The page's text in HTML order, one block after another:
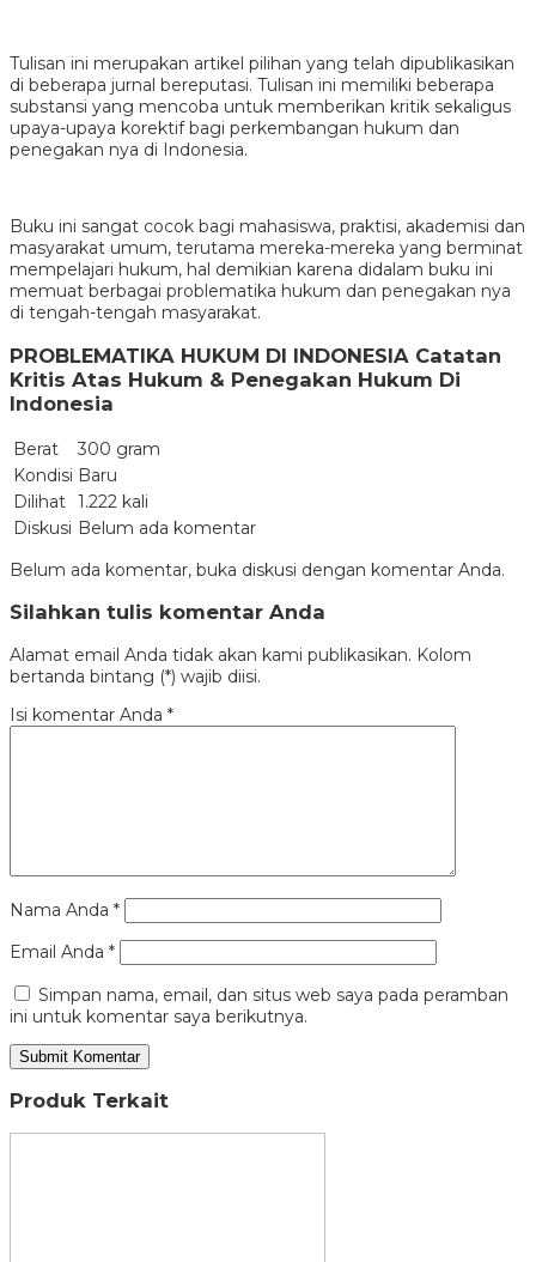
Tulisan ini merupakan artikel pilihan yang telah dipublikasikan
di beberapa jurnal bereputasi. Tulisan ini memiliki beberapa
substansi yang mencoba untuk memberikan kritik sekaligus
upaya-upaya korektif bagi perkembangan hukum dan
penegakan nya di Indonesia.
Buku ini sangat cocok bagi mahasiswa, praktisi, akademisi dan
masyarakat umum, terutama mereka-mereka yang berminat
mempelajari hukum, hal demikian karena didalam buku ini
memuat berbagai problematika hukum dan penegakan nya
di tengah-tengah masyarakat.
PROBLEMATIKA HUKUM DI INDONESIA Catatan
Kritis Atas Hukum & Penegakan Hukum Di
Indonesia
Berat
300 gram
Kondisi Baru
Dilihat 1.222 kali
Diskusi Belum ada komentar
Belum ada komentar, buka diskusi dengan komentar Anda.
Silahkan tulis komentar Anda
Alamat email Anda tidak akan kami publikasikan. Kolom
bertanda bintang (*) wajib diisi.
Isi komentar Anda *
Nama Anda *
Email Anda *
Simpan nama, email, dan situs web saya pada peramban
ini untuk komentar saya berikutnya.
Produk Terkait